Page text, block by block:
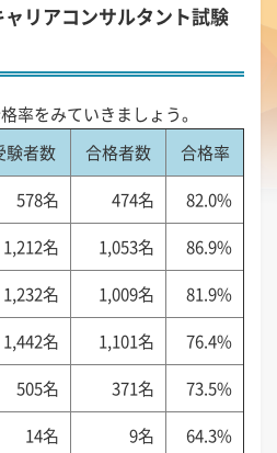
ャリアコンサルタント試験
率をみていきましょう。
験者数 合格者数 合格率
578名 474名
82.0%
1,212名 1,053名
86.9%
1,232名 1,009名
81.9%
1,442名 1,101名
76.4%
505名 371名
73.5%
14名 9名 64.3%